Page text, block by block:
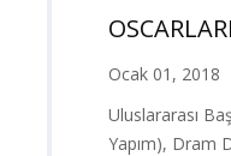
Ocak 01, 2018
Uluslararası
Yapım), Dram